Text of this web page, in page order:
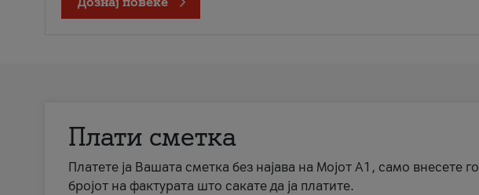
Плати сметка
Платете ја Вашата сметка без најава на Мојот А1, само внесете го
бројот на фактурата што сакате да ја платите.